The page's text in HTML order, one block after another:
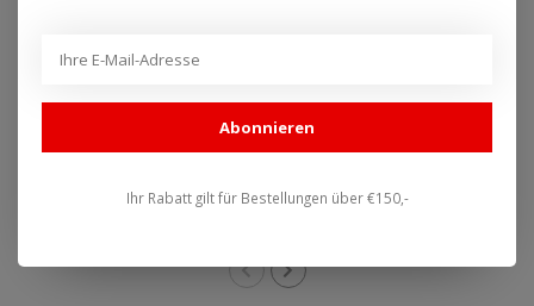
GSXR750 / 1000 / 600 /
Luftfiltermarke, bekannt
€70,13
Luftfiltermarke, bekannt
Abonnieren
Ihr Rabatt gilt für Bestellungen über €150,-